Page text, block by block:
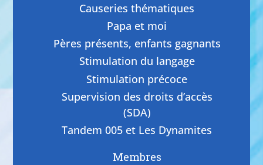
Causeries thématiques
Papa et moi
Pères présents, enfants gagnants
Stimulation du langage
Stimulation précoce
Supervision des droits d’accès
(SDA)
Tandem 005 et Les Dynamites
Membres